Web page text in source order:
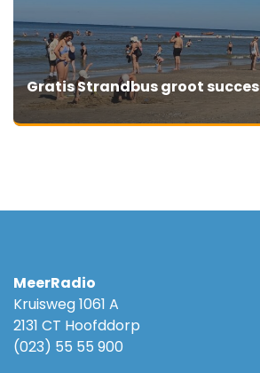
Gratis Strandbus groot succes
MeerRadio
Kruisweg 1061 A
2131 CT Hoofddorp
(023) 55 55 900